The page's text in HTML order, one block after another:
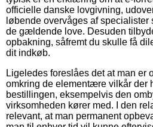
officielle danske lovgivning,
løbende overvåges af specialister
de gældende love. Desuden
opbakning, såfremt du skulle få
dit indkøb.
Ligeledes foreslåes det at man er
omkring de elementære vilkår der
bestillingen, eksempelvis den
virksomheden kører med. I den
relevant, at man permanent